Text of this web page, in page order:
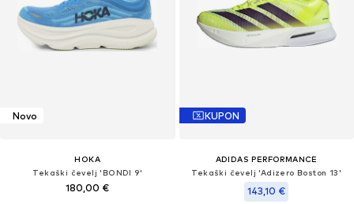
Novo
HOKA
Tekaški čevelj 'BONDI 9'
180,00 €
KUPON
ADIDAS PERFORMANCE
Tekaški čevelj 'Adizero Boston 13'
143,10 €